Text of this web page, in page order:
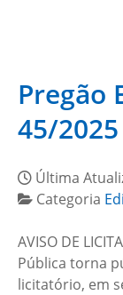
Pregão
45/
Última
Categoria
AVISO DE
Pública torna
licitatório, em